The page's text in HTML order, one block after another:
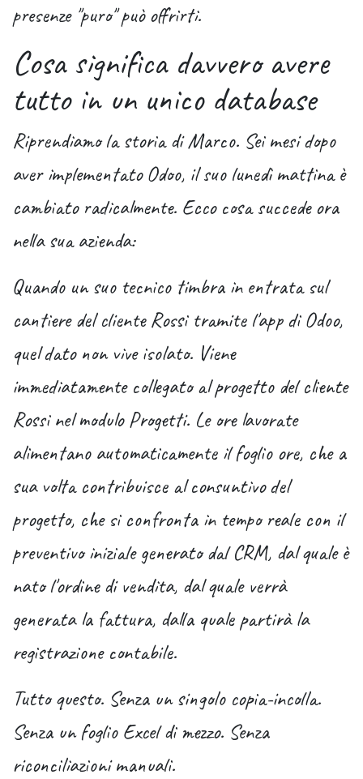
presenze "puro" può offrirti.
Cosa significa davvero avere
tutto in un unico database
Riprendiamo la storia di Marco. Sei mesi dopo
aver implementato Odoo, il suo lunedì mattina è
cambiato radicalmente. Ecco cosa succede ora
nella sua azienda:
Quando un suo tecnico timbra in entrata sul
cantiere del cliente Rossi tramite l'app di Odoo,
quel dato non vive isolato. Viene
immediatamente collegato al progetto del cliente
Rossi nel modulo Progetti. Le ore lavorate
alimentano automaticamente il foglio ore, che a
sua volta contribuisce al consuntivo del
progetto, che si confronta in tempo reale con il
preventivo iniziale generato dal CRM, dal quale è
nato l'ordine di vendita, dal quale verrà
generata la fattura, dalla quale partirà la
registrazione contabile.
Tutto questo. Senza un singolo copia-incolla.
Senza un foglio Excel di mezzo. Senza
riconciliazioni manuali.